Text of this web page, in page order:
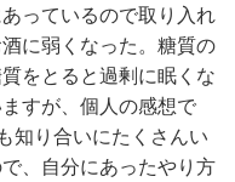
っているので取り入れ
に弱くなった。糖質の
をとると過剰に眠くな
すが、個人の感想で
知り合いにたくさんい
、自分にあったやり方